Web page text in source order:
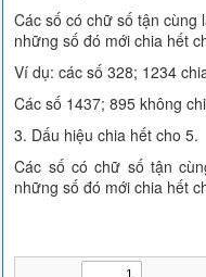
Các số có chữ số tận
những số đó mới chia hết
Ví dụ: các số 328; 1234
Các số 1437; 895 không
3. Dấu hiệu chia hết cho 5.
Các số có chữ số tận
những số đó mới chia hết